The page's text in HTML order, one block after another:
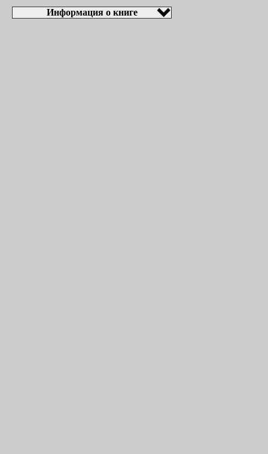
Информация о книге